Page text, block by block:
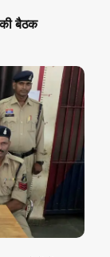
की बैठक